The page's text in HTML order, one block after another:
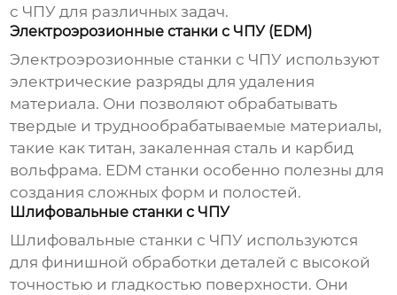
с ЧПУ для различных задач.
Электроэрозионные станки с ЧПУ (EDM)
Электроэрозионные станки с ЧПУ используют
электрические разряды для удаления
материала. Они позволяют обрабатывать
твердые и труднообрабатываемые материалы,
такие как титан, закаленная сталь и карбид
вольфрама. EDM станки особенно полезны для
создания сложных форм и полостей.
Шлифовальные станки с ЧПУ
Шлифовальные станки с ЧПУ используются
для финишной обработки деталей с высокой
точностью и гладкостью поверхности. Они